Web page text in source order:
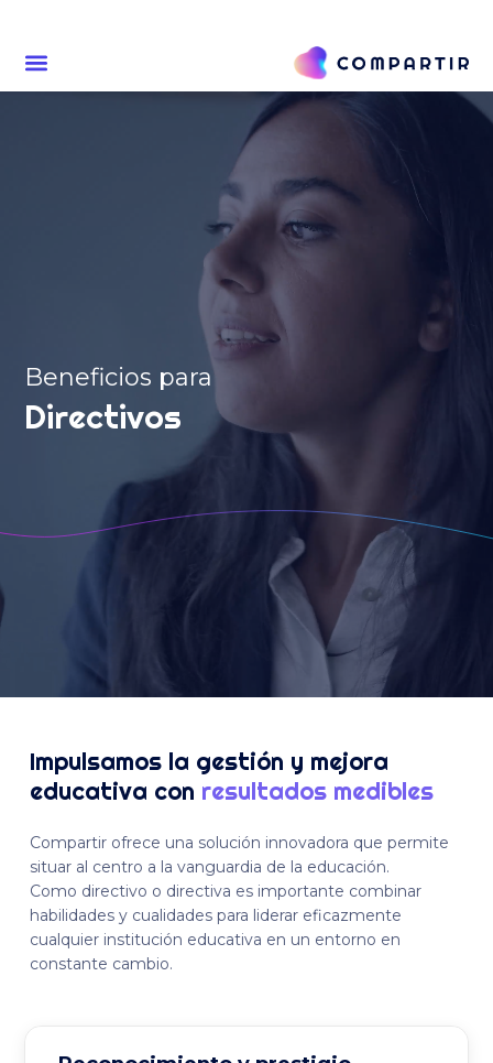
Beneficios para
Directivos
Impulsamos la gestión y mejora
educativa con resultados medibles
Compartir ofrece una solución innovadora que permite
situar al centro a la vanguardia de la educación.
Como directivo o directiva es importante combinar
habilidades y cualidades para liderar eficazmente
cualquier institución educativa en un entorno en
constante cambio.